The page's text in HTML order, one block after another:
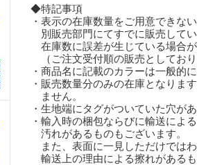
◆特記事項
・表示の在庫数量をご用意できな
別販売部門にてすでに販売して
在庫数に誤差が生じている場合が
（ご注文受付順の販売としており
・商品名に記載のカラーは一般的
・販売数量分のみの在庫となりま
ません。
・生地端にタグがついていた穴が
・輸入時の梱包ならびに輸送によ
汚れがあるものもございます。
また、表面に一見しただけでは
輸送上の理由による擦れがあるも